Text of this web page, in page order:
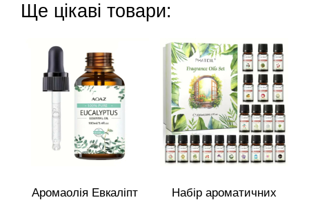
Ще цікаві товари:
Аромаолія Евкаліпт
Набір ароматичних